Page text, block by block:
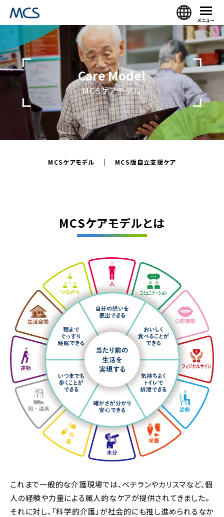
メニュー
Care Model
MCSケアモデル
MCSケアモデル MCS版自立支援ケア
MCSケアモデルとは
これまで一般的な介護現場では、ベテランやカリスマなど、個
人の経験や力量による属人的なケアが提供されてきました。
それに対し、「科学的介護」が社会的にも推し進められるなか